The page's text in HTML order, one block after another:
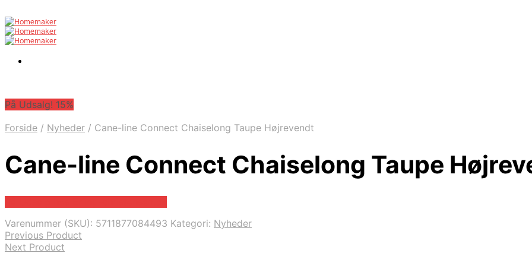
På Udsalg! 15%
Forside / Nyheder / Cane-line Connect Chaiselong Taupe Højrevendt
Cane-line Connect Chaiselong Taupe
Varenummer (SKU): 5711877084493 Kategori: Nyheder
Previous Product
Next Product